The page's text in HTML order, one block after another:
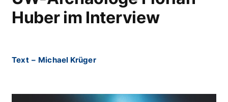
Huber im Interview
Text – Michael Krüger